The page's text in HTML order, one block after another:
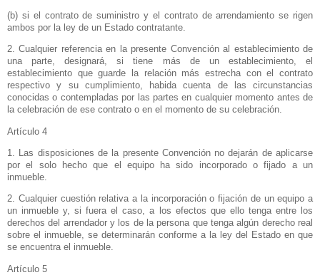
(b) si el contrato de suministro y el contrato de arrendamiento se rigen
ambos por la ley de un Estado contratante.
2. Cualquier referencia en la presente Convención al establecimiento de
una parte, designará, si tiene más de un establecimiento, el
establecimiento que guarde la relación más estrecha con el contrato
respectivo y su cumplimiento, habida cuenta de las circunstancias
conocidas o contempladas por las partes en cualquier momento antes de
la celebración de ese contrato o en el momento de su celebración.
Artículo 4
1. Las disposiciones de la presente Convención no dejarán de aplicarse
por el solo hecho que el equipo ha sido incorporado o fijado a un
inmueble.
2. Cualquier cuestión relativa a la incorporación o fijación de un equipo a
un inmueble y, si fuera el caso, a los efectos que ello tenga entre los
derechos del arrendador y los de la persona que tenga algún derecho real
sobre el inmueble, se determinarán conforme a la ley del Estado en que
se encuentra el inmueble.
Artículo 5